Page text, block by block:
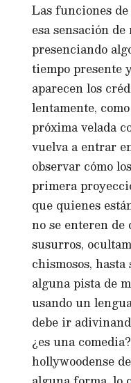
Las funciones de
esa sensación
presenciando
tiempo presente
aparecen los
lentamente,
próxima velada
vuelva a entrar
observar cómo
primera
que quienes
no se enteren de
susurros,
chismosos,
alguna pista de
usando un
debe ir
¿es una
hollywoodense